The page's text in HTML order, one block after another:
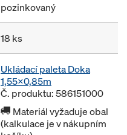
pozinkovaný
18 ks
Ukládací paleta Doka
1,55x0,85m
Č. produktu: 586151000
Materiál vyžaduje obal
(kalkulace je v nákupním